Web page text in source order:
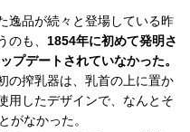
逸品が続々と登場している昨
も、 1854年に初めて発明さ
プデートされていなかった。
の搾乳器は、乳首の上に置か
用したデザインで、なんとそ
がなかった。